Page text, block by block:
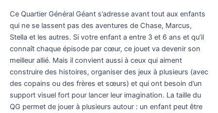
Ce Quartier Général Géant s’adresse avant tout aux enfants
qui ne se lassent pas des aventures de Chase, Marcus,
Stella et les autres. Si votre enfant a entre 3 et 6 ans et qu’il
connaît chaque épisode par cœur, ce jouet va devenir son
meilleur allié. Mais il convient aussi à ceux qui aiment
construire des histoires, organiser des jeux à plusieurs (avec
des copains ou des frères et sœurs) et qui ont besoin d’un
support visuel fort pour lancer leur imagination. La taille du
QG permet de jouer à plusieurs autour : un enfant peut être